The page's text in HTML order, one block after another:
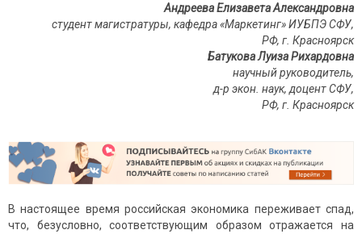
Андреева Елизавета Александровна
студент магистратуры, кафедра «Маркетинг» ИУБПЭ СФУ,
РФ, г. Красноярск
Батукова Луиза Рихардовна
научный руководитель,
д-р экон. наук, доцент СФУ,
РФ, г. Красноярск
В настоящее время российская экономика переживает спад,
что, безусловно, соответствующим образом отражается на